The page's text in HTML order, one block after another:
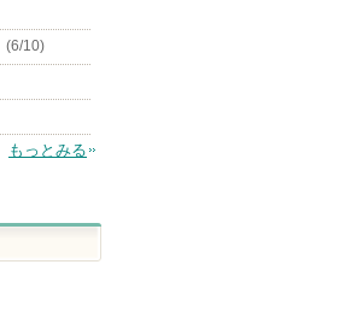
(6/10)
もっとみる